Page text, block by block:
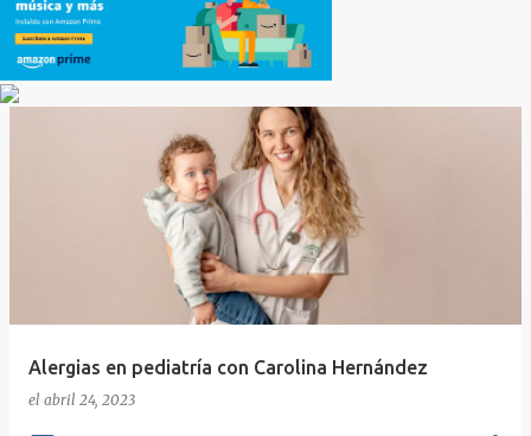
Alergias en pediatría con Carolina Hernández
el abril 24, 2023